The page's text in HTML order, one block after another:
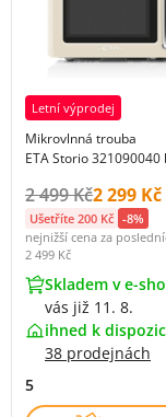
Letní výprodej
Mikrovlnná trouba
ETA Storio 321090040
Původní cena s
2 499 KčCena s
2 299 Kč
Ušetříte 200 Kč -8%
nejnižší cena za
2 499 Kč
Skladem v e-
vás již 11. 8.
ihned k
38 prodejnách
5